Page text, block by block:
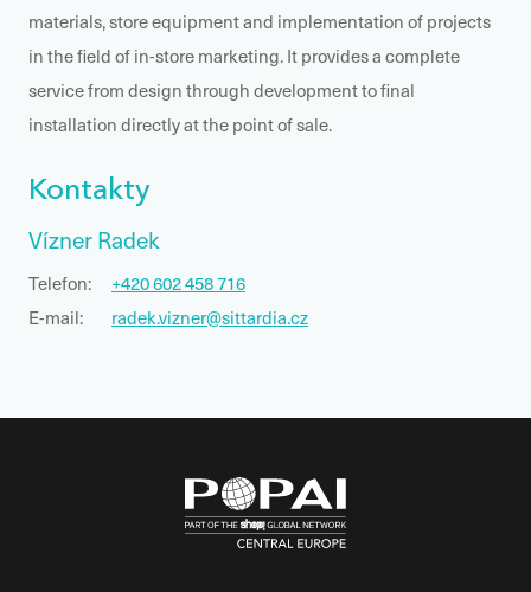
materials, store equipment and implementation of projects
in the field of in-store marketing. It provides a complete
service from design through development to final
installation directly at the point of sale.
Kontakty
Vízner Radek
Telefon:
+420 602 458 716
E-mail:
radek.vizner@sittardia.cz